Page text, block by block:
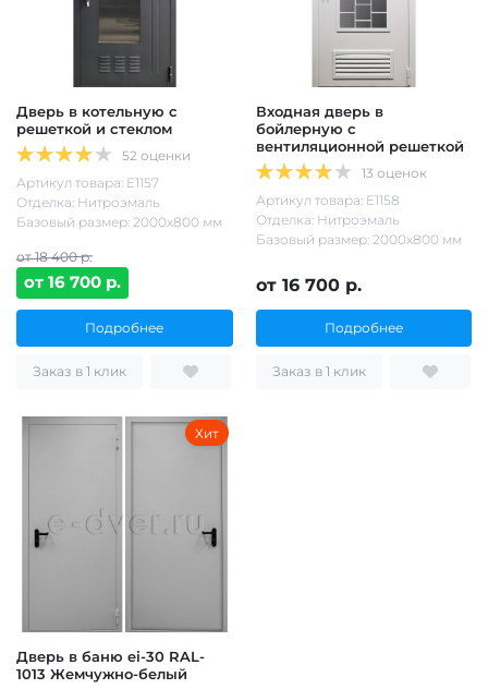
Дверь в котельную с
решеткой и стеклом
52 оценки
Артикул товара: Е1157
Отделка: Нитроэмаль
Базовый размер: 2000х800 мм
от 18 400 р.
от 16 700 р.
Подробнее
Заказ в 1 клик
Входная дверь в
бойлерную с
вентиляционной решеткой
13 оценок
Артикул товара: Е1158
Отделка: Нитроэмаль
Базовый размер: 2000х800 мм
от 16 700 р.
Подробнее
Заказ в 1 клик
Хит
Дверь в баню ei-30 RAL-
1013 Жемчужно-белый